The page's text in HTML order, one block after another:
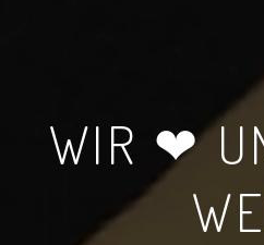
WIR ❤